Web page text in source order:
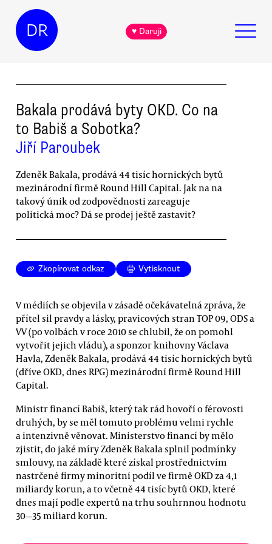
DR ♥ Daruji
Bakala prodává byty OKD. Co na
to Babiš a Sobotka?
Jiří Paroubek
Zdeněk Bakala, prodává 44 tisíc hornických bytů
mezinárodní firmě Round Hill Capital. Jak na na
takový únik od zodpovědnosti zareaguje
politická moc? Dá se prodej ještě zastavit?
Zkopírovat odkaz Vytisknout
V médiích se objevila v zásadě očekávatelná zpráva, že
přítel sil pravdy a lásky, pravicových stran TOP 09, ODS a
VV (po volbách v roce 2010 se chlubil, že on pomohl
vytvořit jejich vládu), a sponzor knihovny Václava
Havla, Zdeněk Bakala, prodává 44 tisíc hornických bytů
(dříve OKD, dnes RPG) mezinárodní firmě Round Hill
Capital.
Ministr financí Babiš, který tak rád hovoří o férovosti
druhých, by se měl tomuto problému velmi rychle
a intenzivně věnovat. Ministerstvo financí by mělo
zjistit, do jaké míry Zdeněk Bakala splnil podmínky
smlouvy, na základě které získal prostřednictvím
nastrčené firmy minoritní podíl ve firmě OKD za 4,1
miliardy korun, a to včetně 44 tisíc bytů OKD, které
dnes mají podle expertů na trhu souhrnnou hodnotu
30—35 miliard korun.